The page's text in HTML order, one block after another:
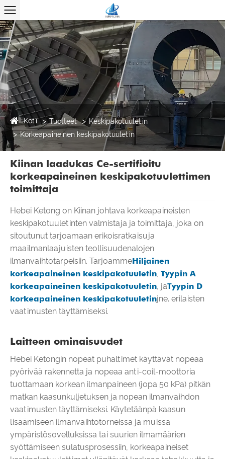
Koti Tuotteet
Keskipakotuuletin
Korkeapaineinen keskipakotuuletin
Kiinan laadukas Ce-sertifioitu
korkeapaineinen keskipakotuulettimen
toimittaja
Hebei Ketong on Kiinan johtava korkeapaineisten
keskipakotuuletinten valmistaja ja toimittaja, joka on
sitoutunut tarjoamaan erikoisratkaisuja
maailmanlaajuisten teollisuudenalojen
ilmanvaihtotarpeisiin. TarjoammeHiljainen
korkeapaineinen keskipakotuuletin Tyypin A
korkeapaineinen keskipakotuuletin , jaTyypin D
korkeapaineinen keskipakotuuletinjne. erilaisten
vaatimusten täyttämiseksi.
Laitteen ominaisuudet
Hebei Ketongin nopeat puhaltimet käyttävät nopeaa
pyörivää rakennetta ja nopeaa anti-coil-moottoria
tuottamaan korkean ilmanpaineen (jopa 50 kPa) pitkän
matkan kaasunkuljetuksen ja nopean ilmanvaihdon
vaatimusten täyttämiseksi. Käytetäänpä kaasun
lisäämiseen ilmanvaihtotorneissa ja muissa
ympäristösovelluksissa tai suurien ilmamäärien
syöttämiseen sulatusprosessiin, korkeapaineiset